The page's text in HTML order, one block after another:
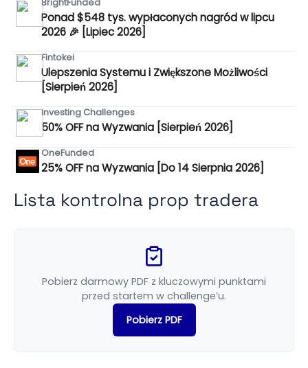
BrightFunded
Ponad $548 tys. wypłaconych nagród w lipcu
2026 🎉 [Lipiec 2026]
Fintokei
Ulepszenia Systemu i Zwiększone Możliwości
[Sierpień 2026]
Investing Challenges
50% OFF na Wyzwania [Sierpień 2026]
OneFunded
25% OFF na Wyzwania [Do 14 Sierpnia 2026]
Lista kontrolna prop tradera
Pobierz darmowy PDF z kluczowymi punktami
przed startem w challenge’u.
Pobierz PDF